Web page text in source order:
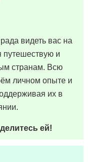
видеть вас на
путешествую и
странам. Всю
личном опыте и
их в
ей!